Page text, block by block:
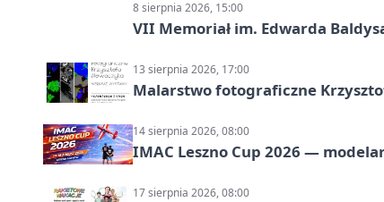
8 sierpnia 2026, 15:00
VII Memoriał im. Edwarda
13 sierpnia 2026, 17:00
Malarstwo fotograficzne
14 sierpnia 2026, 08:00
IMAC Leszno Cup 2026 —
17 sierpnia 2026, 08:00